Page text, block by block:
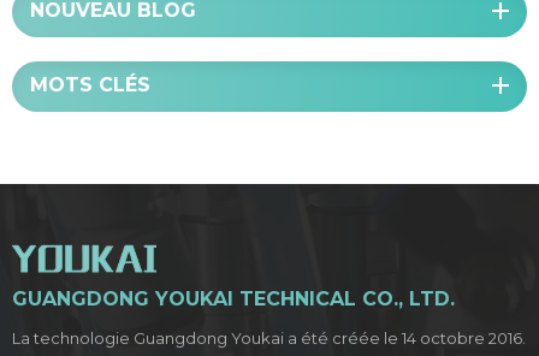
NOUVEAU BLOG
MOTS CLÉS
GUANGDONG YOUKAI TECHNICAL CO., LTD.
La technologie Guangdong Youkai a été créée le 14 octobre 2016.